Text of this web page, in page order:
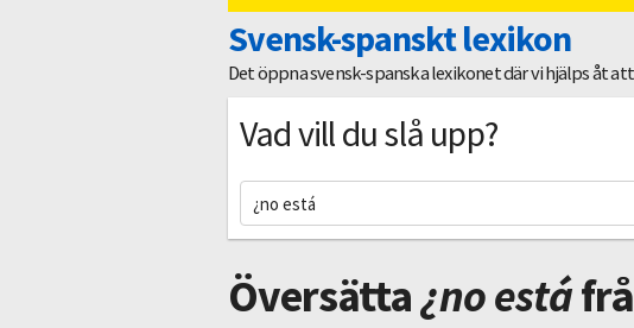
Svensk-spanskt lexikon
Det öppna svensk-spanska lexikonet där vi hjälps åt
Vad vill du slå upp?
Översätta¿no está